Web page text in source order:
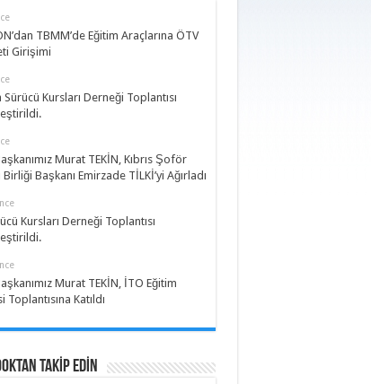
TBMM’de Eğitim Araçlarına ÖTV
Girişimi
Sürücü Kursları Derneği Toplantısı
Murat TEKİN, Kıbrıs Şoför
Birliği Başkanı Emirzade TİLKİ’yi Ağırladı
Kursları Derneği Toplantısı
Murat TEKİN, İTO Eğitim
Toplantısına Katıldı
TAKİP EDİN